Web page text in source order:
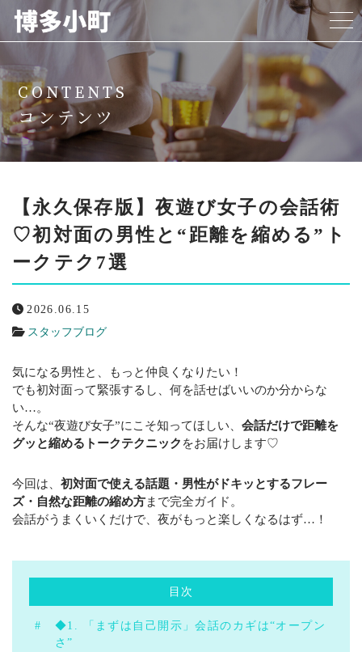
ホーム
博多小町について
料金プラン
女の子紹介
代表挨拶
よくある質問
リクルート
提携先
コンテンツ
CONTACT
メールでの受付
お問い合わせフォーム
CONTENTS
コンテンツ
【永久保存版】夜遊び女子の会話術
♡初対面の男性と“距離を縮める”ト
ークテク7選
2026.06.15
スタッフブログ
気になる男性と、もっと仲良くなりたい！
でも初対面って緊張するし、何を話せばいいのか分からな
い…。
そんな“夜遊び女子”にこそ知ってほしい、 会話だけで距離を
グッと縮めるトークテクニック をお届けします♡
今回は、 初対面で使える話題・男性がドキッとするフレー
ズ・自然な距離の縮め方まで完全ガイド。
会話がうまくいくだけで、夜がもっと楽しくなるはず…！
目次
◆1. 「まずは自己開示」会話のカギは“オープン
さ”